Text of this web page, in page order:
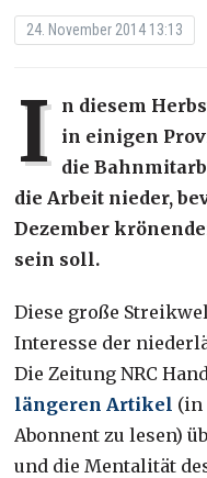
24. November 2014 13:13
I n diesem
in einigen
die
die Arbeit nieder,
Dezember
sein soll.
Diese große
Interesse der
Die Zeitung NRC
längeren Artikel (in
Abonnent zu lesen)
und die Mentalität